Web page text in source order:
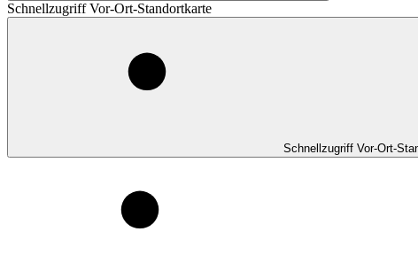
Schnellzugriff Vor-Ort-Standortkarte
Schnellzugriff Vor-Ort-